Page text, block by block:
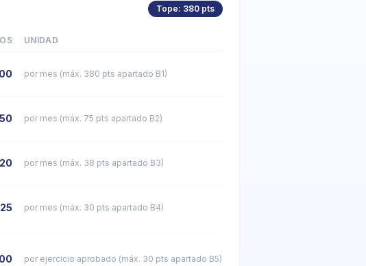
Tope: 380 pts
UNIDAD
por mes (máx. 380 pts apartado B1)
por mes (máx. 75 pts apartado B2)
por mes (máx. 38 pts apartado B3)
por mes (máx. 30 pts apartado B4)
por ejercicio aprobado (máx. 30 pts apartado B5)